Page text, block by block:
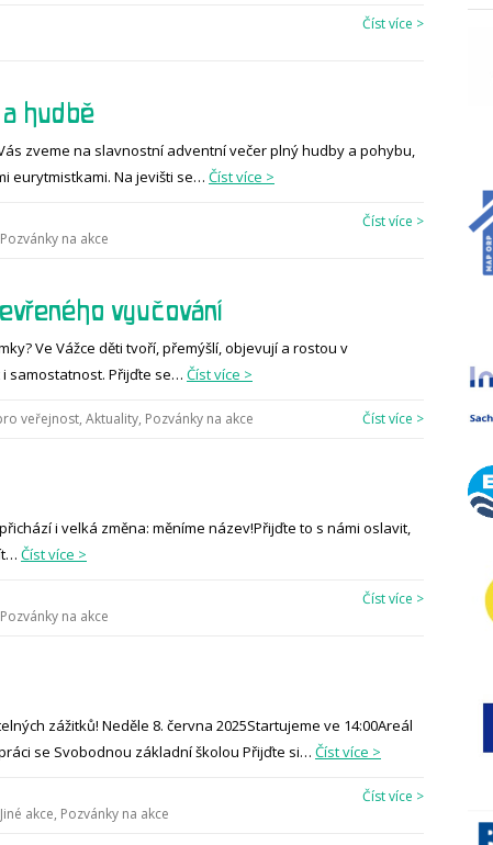
Číst více >
hudbě
zveme na slavnostní adventní večer plný hudby a pohybu,
eurytmistkami. Na jevišti se… Číst více >
Pozvánky na akce
Číst více >
vyučování
Ve Vážce děti tvoří, přemýšlí, objevují a rostou v
samostatnost. Přijďte se… Číst více >
veřejnost, Aktuality, Pozvánky na akce Číst více >
i velká změna: měníme název!Přijďte to s námi oslavit,
Číst více >
Pozvánky na akce
Číst více >
zážitků! Neděle 8. června 2025Startujeme ve 14:00Areál
se Svobodnou základní školou Přijďte si… Číst více >
Jiné akce, Pozvánky na akce
Číst více >